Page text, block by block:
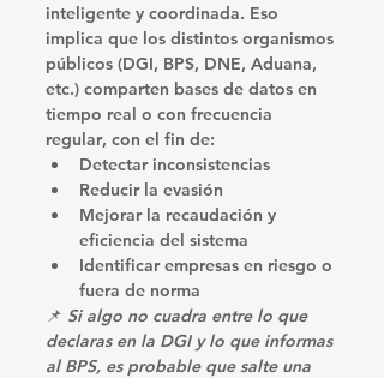
inteligente y coordinada. Eso
implica que los distintos organismos
públicos (DGI, BPS, DNE, Aduana,
etc.) comparten bases de datos en
tiempo real o con frecuencia
regular, con el fin de:
Detectar inconsistencias
Reducir la evasión
Mejorar la recaudación y
eficiencia del sistema
Identificar empresas en riesgo o
fuera de norma
📌 Si algo no cuadra entre lo que
declaras en la DGI y lo que informas
al BPS, es probable que salte una